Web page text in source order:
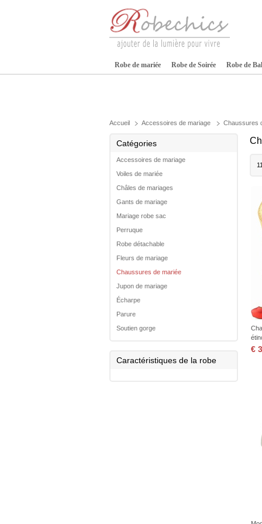
Robe de mariée Robe de Soirée Robe de Bal
Accueil Accessoires de mariage Chaussures
Catégories
Accessoires de mariage
Voiles de mariée
Châles de mariages
Gants de mariage
Mariage robe sac
Perruque
Robe détachable
Fleurs de mariage
Chaussures de mariée
Jupon de mariage
Écharpe
Parure
Soutien gorge
Caractéristiques de la robe
€